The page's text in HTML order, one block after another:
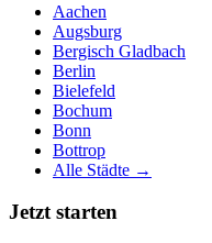
Aachen
Augsburg
Bergisch Gladbach
Berlin
Bielefeld
Bochum
Bonn
Bottrop
Alle Städte →
Jetzt starten